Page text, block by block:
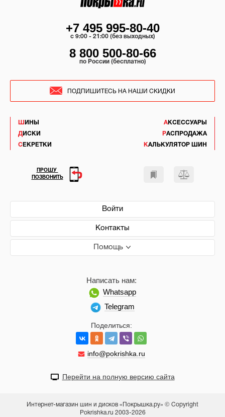
ШИНЫ
ДИСКИ
СЕКРЕТКИ
АКСЕССУАРЫ
РАСПРОДАЖА
КАЛЬКУЛЯТОР ШИН
Войти
Контакты
Помощь
Поделиться:
info@pokrishka.ru
Написать нам:
Whatsapp
Telegram
+7 495 995-80-40
c 9:00 - 21:00 (без выходных)
8 800 500-80-66
по России (бесплатно)
ПОДПИШИТЕСЬ НА НАШИ СКИДКИ
ПРОШУ
ПОЗВОНИТЬ
Перейти на полную версию сайта
Интернет-магазин шин и дисков «Покрышка.ру» © Copyright
Pokrishka.ru 2003-2026